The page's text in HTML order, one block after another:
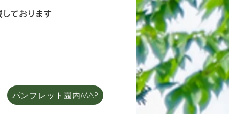
ております
パンフレット園内MAP